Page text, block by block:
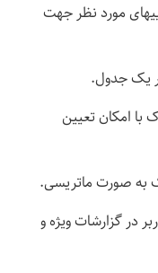
مورد نظر جهت
با امکان تعیین
در گزارشات ویژه و